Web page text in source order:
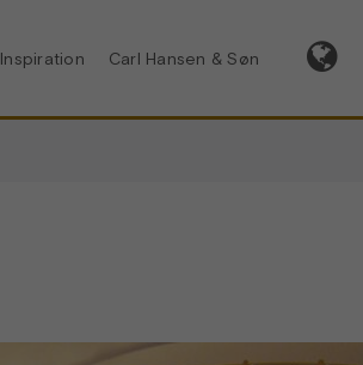
Inspiration Carl Hansen & Søn 